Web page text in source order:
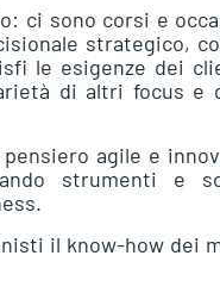
ci sono corsi e
strategico,
le esigenze dei
di altri focus e
agile e
strumenti e
il know-how dei